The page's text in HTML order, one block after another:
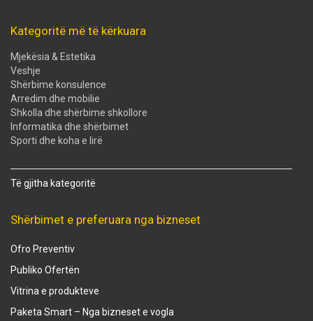
Kategoritë më të kërkuara
Mjekësia & Estetika
Veshje
Shërbime konsulence
Arredim dhe mobilie
Shkolla dhe shërbime shkollore
Informatika dhe shërbimet
Sporti dhe koha e lirë
Të gjitha kategoritë
Shërbimet e preferuara nga bizneset
Ofro Preventiv
Publiko Ofertën
Vitrina e produkteve
Paketa Smart – Nga bizneset e vogla